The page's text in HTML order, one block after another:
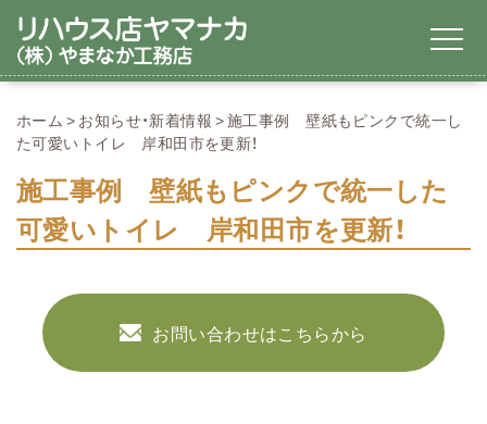
ホーム お知らせ・新着情報
施工事例 壁紙もピンクで統一し
た可愛いトイレ 岸和田市を更新！
施工事例 壁紙もピンクで統一した
可愛いトイレ 岸和田市を更新！
お問い合わせはこちらから